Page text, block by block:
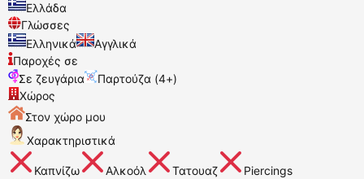
Ελλάδα
Γλώσσες
Ελληνικά
Αγγλικά
Παροχές σε
Σε ζευγάρια
Παρτούζα (4+)
Χώρος
Στον χώρο μου
Χαρακτηριστικά
Καπνίζω Αλκοόλ Τατουαζ
Piercings